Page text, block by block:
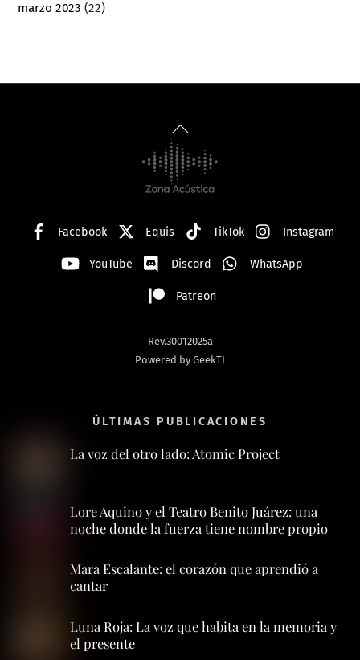
marzo 2023 (22)
Back
To
Top
Facebook Equis TikTok Instagram
YouTube Discord WhatsApp
Patreon
Rev.30012025a
Powered by GeekTI
ÚLTIMAS PUBLICACIONES
La voz del otro lado: Atomic Project
Lore Aquino y el Teatro Benito Juárez: una
noche donde la fuerza tiene nombre propio
Mara Escalante: el corazón que aprendió a
cantar
Luna Roja: La voz que habita en la memoria y
el presente